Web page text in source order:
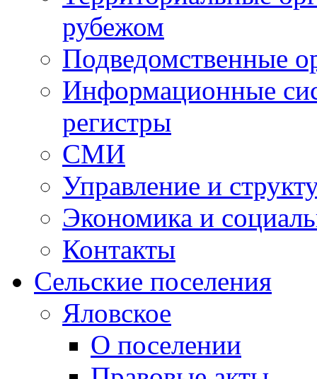
рубежом
Подведомственные
Информационные
регистры
СМИ
Управление и
Экономика и
Контакты
Сельские поселения
Яловское
О поселении